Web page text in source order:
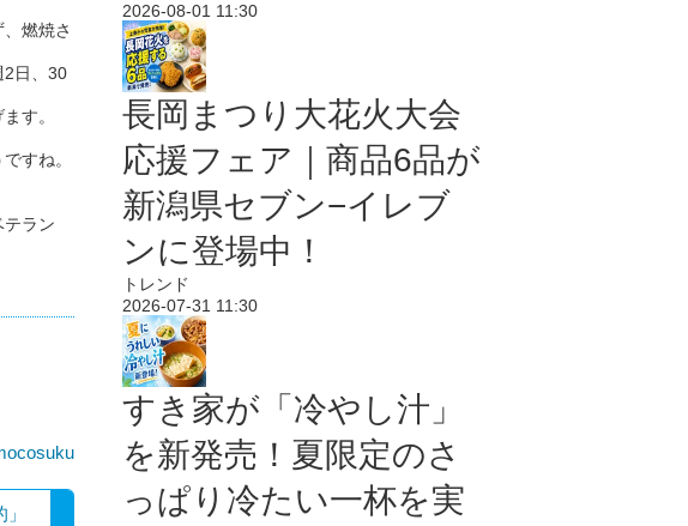
燃焼さ
2日、30
す。
すね。
ラン
2026-08-01 11:30
長岡まつり大花火大会
応援フェア｜商品6品が
新潟県セブン−イレブ
ンに登場中！
トレンド
2026-07-31 11:30
すき家が「冷やし汁」
を新発売！夏限定のさ
っぱり冷たい一杯を実